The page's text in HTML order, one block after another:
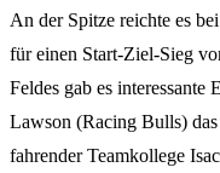
An der Spitze reichte es
für einen Start-Ziel-Sieg
Feldes gab es
Lawson (Racing Bulls)
fahrender Teamkollege